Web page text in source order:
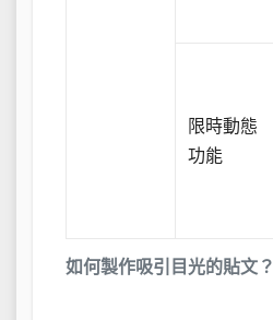
如何製作吸引目光的貼文？
限時動態
功能